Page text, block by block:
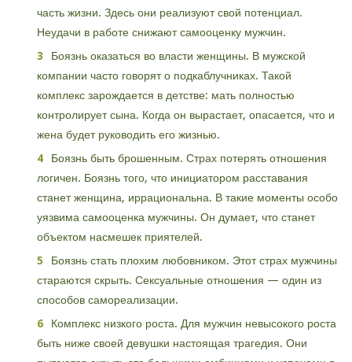
часть жизни. Здесь они реализуют свой потенциал.
Неудачи в работе снижают самооценку мужчин.
Боязнь оказаться во власти женщины. В мужской
компании часто говорят о подкаблучниках. Такой
комплекс зарождается в детстве: мать полностью
контролирует сына. Когда он вырастает, опасается, что и
жена будет руководить его жизнью.
Боязнь быть брошенным. Страх потерять отношения
логичен. Боязнь того, что инициатором расставания
станет женщина, иррациональна. В такие моменты особо
уязвима самооценка мужчины. Он думает, что станет
объектом насмешек приятелей.
Боязнь стать плохим любовником. Этот страх мужчины
стараются скрыть. Сексуальные отношения — один из
способов самореализации.
Комплекс низкого роста. Для мужчин невысокого роста
быть ниже своей девушки настоящая трагедия. Они